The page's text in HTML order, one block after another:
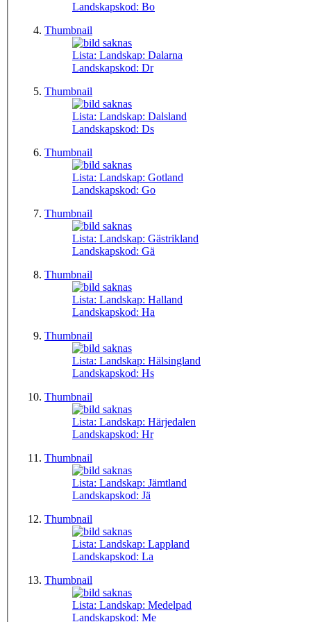
Landskapskod: Bo
Thumbnail
Lista: Landskap: Dalarna
Landskapskod: Dr
Thumbnail
Lista: Landskap: Dalsland
Landskapskod: Ds
Thumbnail
Lista: Landskap: Gotland
Landskapskod: Go
Thumbnail
Lista: Landskap: Gästrikland
Landskapskod: Gä
Thumbnail
Lista: Landskap: Halland
Landskapskod: Ha
Thumbnail
Lista: Landskap: Hälsingland
Landskapskod: Hs
Thumbnail
Lista: Landskap: Härjedalen
Landskapskod: Hr
Thumbnail
Lista: Landskap: Jämtland
Landskapskod: Jä
Thumbnail
Lista: Landskap: Lappland
Landskapskod: La
Thumbnail
Lista: Landskap: Medelpad
Landskapskod: Me